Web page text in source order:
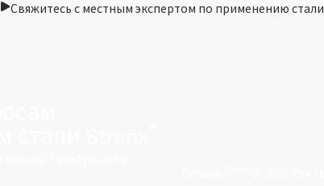
Свяжитесь с местным экспертом по применению стали